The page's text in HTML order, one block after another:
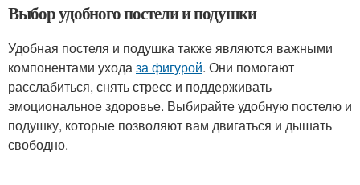
Выбор удобного постели и подушки
Удобная постеля и подушка также являются важными
компонентами уходаза фигурой. Они помогают
расслабиться, снять стресс и поддерживать
эмоциональное здоровье. Выбирайте удобную постелю и
подушку, которые позволяют вам двигаться и дышать
свободно.